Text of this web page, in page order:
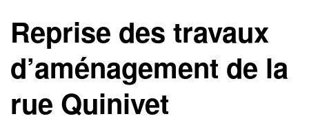
Reprise des travaux
d’aménagement de la
rue Quinivet